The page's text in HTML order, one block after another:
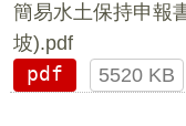
簡易水土保持申報
坡).pdf
pdf
5520 KB